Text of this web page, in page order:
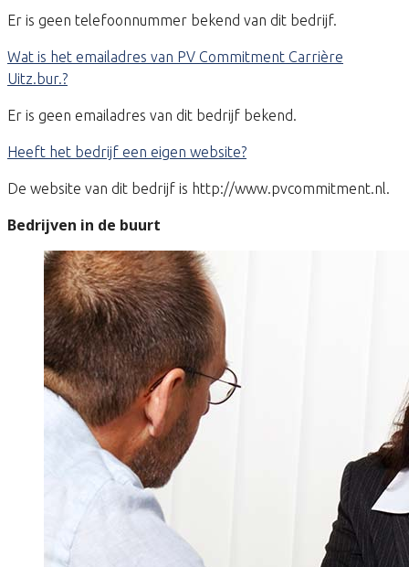
Er is geen telefoonnummer bekend van dit bedrijf.
Wat is het emailadres van PV Commitment Carrière
Uitz.bur.?
Er is geen emailadres van dit bedrijf bekend.
Heeft het bedrijf een eigen website?
De website van dit bedrijf is http://www.pvcommitment.nl.
Bedrijven in de buurt